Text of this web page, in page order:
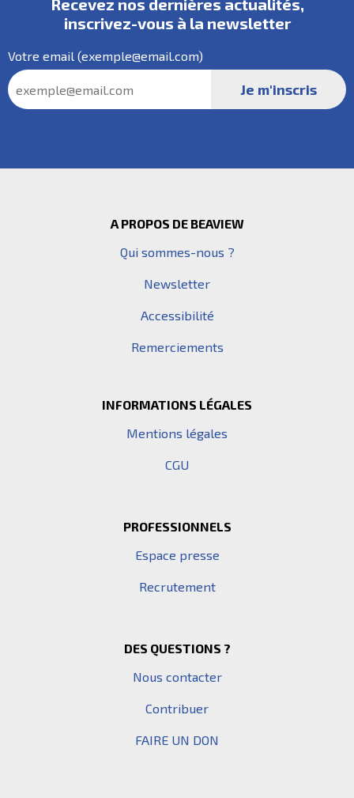
Recevez nos dernières actualités,
inscrivez-vous à la newsletter
Votre email (exemple@email.com)
A PROPOS DE BEAVIEW
Qui sommes-nous ?
Newsletter
Accessibilité
Remerciements
INFORMATIONS LÉGALES
Mentions légales
CGU
PROFESSIONNELS
Espace presse
Recrutement
DES QUESTIONS ?
Nous contacter
Contribuer
FAIRE UN DON